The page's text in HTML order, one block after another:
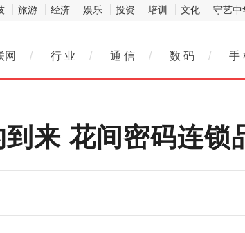
旅游 经济 娱乐 投资 培训 文化 守艺中
网 / 行 业 / 通 信 / 数 码 / 手
到来 花间密码连